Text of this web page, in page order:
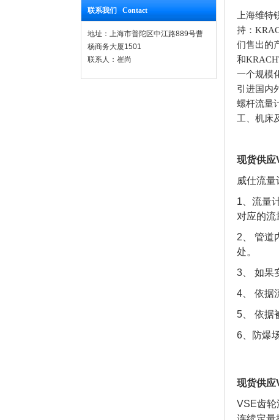
联系我们 Contact
地址：上海市普陀区中江路889号曹
杨商务大厦1501
联系人：崔尚
上海维
持：
们售出的
和
一个规模
引进国内
螺杆流量
工、机床
现货供应
威仕流量
1、流量
对应的流
2、 管道
处。
3、 如果
4、 依据
5、 依据
6、防爆
现货供应
VSE齿轮